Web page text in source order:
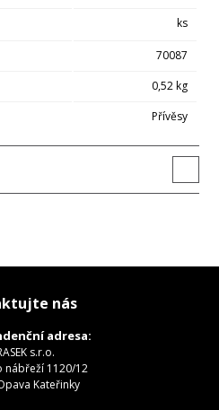
ks
70087
0,52 kg
Přívěsy
nás
adresa:
s.r.o.
nábřeží 1120/12
Kateřinky